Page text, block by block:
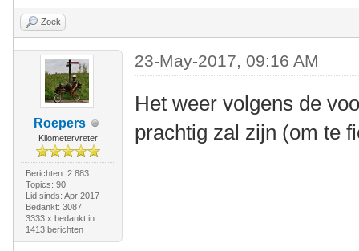
Zoek
Roepers
Kilometervreter
Berichten: 2.883
Topics: 90
Lid sinds: Apr 2017
Bedankt: 3087
3333 x bedankt in
1413 berichten
23-May-2017, 09:16 AM
Het weer volgens de
prachtig zal zijn (om te